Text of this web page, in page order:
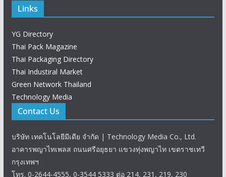
Links
YG Directory
Thai Pack Magazine
Thai Packaging Directory
Thai Industiral Market
Green Network Thailand
Technology Media
Contact Us
บริษัท เทคโนโลยีมีเดีย จำกัด | Technology Media Co., Ltd.
อาคารพญาไทเพลส ถนนศรีอยุธยา แขวงทุ่งพญาไท เขตราชเทวี
กรุงเทพฯ
โทร. 0-2644-4555, 0-3544 5333 ต่อ 214, 231, 219, 230